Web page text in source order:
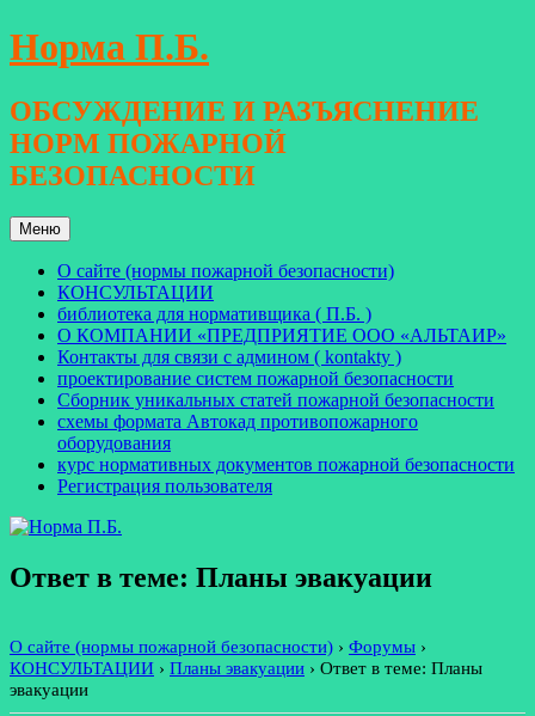
Перейти
к
Норма П.Б.
ОБСУЖДЕНИЕ И РАЗЪЯСНЕНИЕ
НОРМ ПОЖАРНОЙ
БЕЗОПАСНОСТИ
Меню
О сайте (нормы пожарной безопасности)
КОНСУЛЬТАЦИИ
библиотека для нормативщика ( П.Б. )
О КОМПАНИИ «ПРЕДПРИЯТИЕ ООО «АЛЬТАИР»
Контакты для связи с админом ( kontakty )
проектирование систем пожарной безопасности
Сборник уникальных статей пожарной безопасности
схемы формата Автокад противопожарного
оборудования
курс нормативных документов пожарной безопасности
Регистрация пользователя
Ответ в теме: Планы эвакуации
О сайте (нормы пожарной безопасности) › Форумы ›
КОНСУЛЬТАЦИИ › Планы эвакуации › Ответ в теме: Планы
эвакуации